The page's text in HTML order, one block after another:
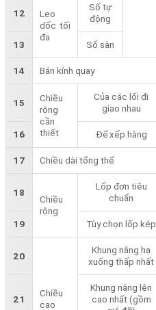
12
Leo
dốc tối
đa
Số tự
động
13 Số sàn
14 Bán kính quay
15
Chiều
rộng
cần
thiết
Của các lối đi
giao nhau
16 Để xếp hàng
17 Chiều dài tổng thể
18
Chiều
rộng
Lốp đơn tiêu
chuẩn
19 Tùy chọn lốp kép
20
Chiều
cao
Khung nâng hạ
xuống thấp nhất
21
Khung nâng lên
cao nhất (gồm